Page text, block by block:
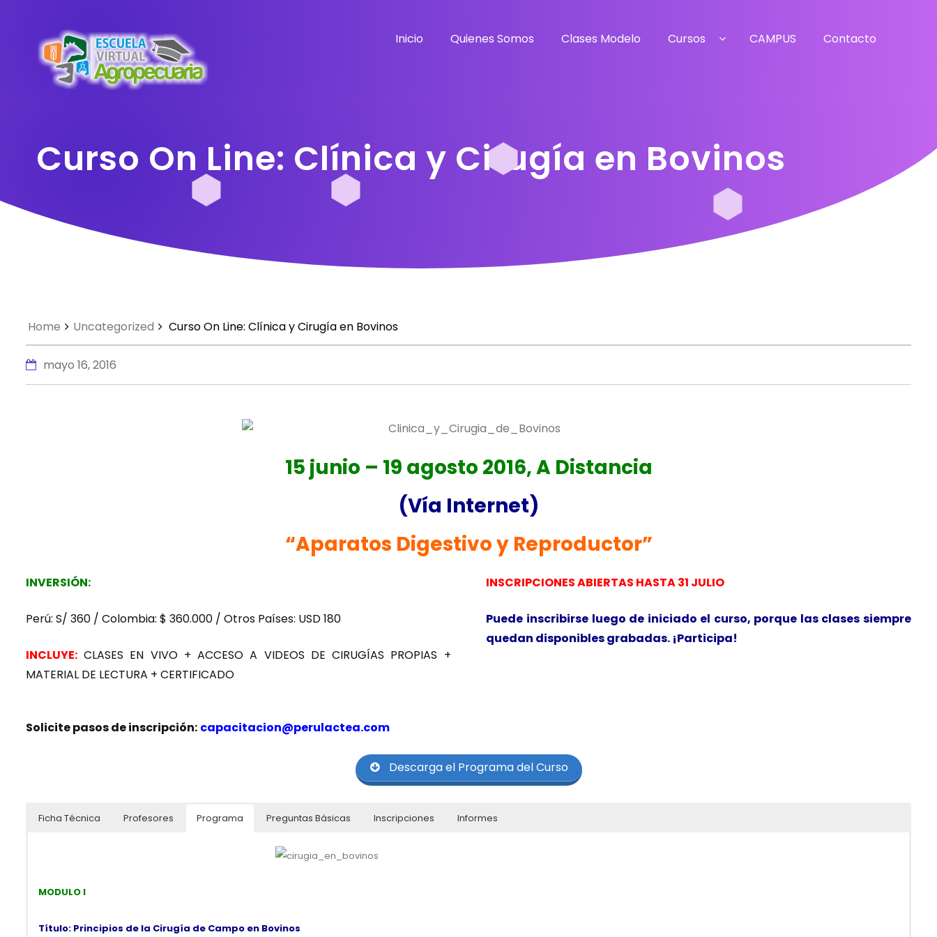
Inicio Quienes Somos Clases Modelo Cursos CAMPUS Contacto
Curso On Line: Clínica y Cirugía en Bovinos
Home Uncategorized Curso On Line: Clínica y Cirugía en Bovinos
mayo 16, 2016
15 junio – 19 agosto 2016, A Distancia
(Vía Internet)
“Aparatos Digestivo y Reproductor”
INVERSIÓN:
Perú: S/ 360 / Colombia: $ 360.000 / Otros Países: USD 180
INCLUYE: CLASES EN VIVO + ACCESO A VIDEOS DE CIRUGÍAS PROPIAS +
MATERIAL DE LECTURA + CERTIFICADO
INSCRIPCIONES ABIERTAS HASTA 31 JULIO
Puede inscribirse luego de iniciado el curso, porque las clases siempre
quedan disponibles grabadas. ¡Participa!
Solicite pasos de inscripción: capacitacion@perulactea.com
Descarga el Programa del Curso
Ficha Técnica Profesores Programa Preguntas Básicas Inscripciones Informes
Idioma: Español
MODULO I
Título: Principios de la Cirugía de Campo en Bovinos